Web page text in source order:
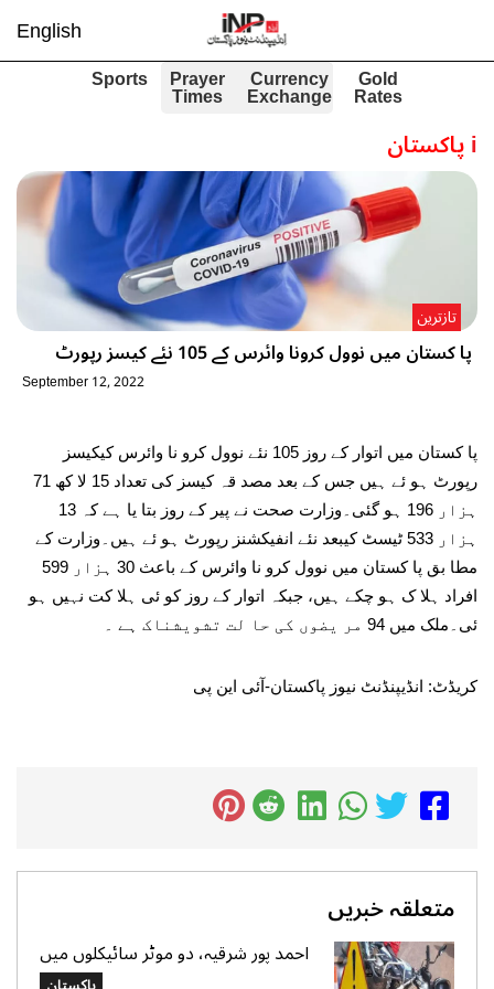
English
Gold
Rates
Currency
Exchange
Prayer
Times
Sports
iپاکستان
پا کستان میں نوول کرونا وائرس کے 105 نئے کیسز رپورٹ
تازترین
September 12, 2022
پا کستان میں اتوار کے روز 105 نئے نوول کرو نا وائرس کیکیسز
رپورٹ ہو ئے ہیں جس کے بعد مصد قہ کیسز کی تعداد 15 لا کھ 71
ہزار 196 ہو گئی۔وزارت صحت نے پیر کے روز بتا یا ہے کہ 13
ہزار 533 ٹیسٹ کیبعد نئے انفیکشنز رپورٹ ہو ئے ہیں۔وزارت کے
مطا بق پا کستان میں نوول کرو نا وائرس کے باعث 30 ہزار 599
افراد ہلا ک ہو چکے ہیں، جبکہ اتوار کے روز کو ئی ہلا کت نہیں ہو
ئی۔ملک میں 94 مر یضوں کی حا لت تشویشناک ہے ۔
کریڈٹ: انڈیپنڈنٹ نیوز پاکستان-آئی این پی
متعلقہ خبریں
احمد پور شرقیہ، دو موٹر سائیکلوں میں